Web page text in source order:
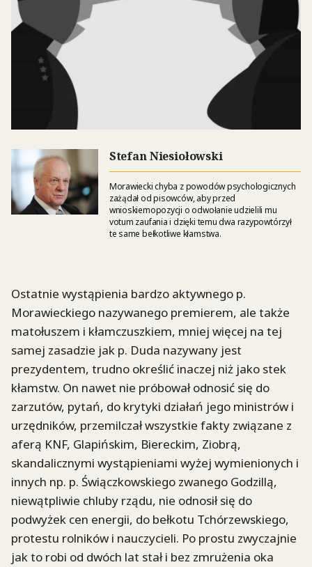
Stefan Niesiołowski
Morawiecki chyba z powodów psychologicznych
zażądał od pisowców, aby przed
wnioskiemopozycji o odwołanie udzielili mu
votum zaufania i dzięki temu dwa razypowtórzył
te same bełkotliwe kłamstwa.
Ostatnie wystąpienia bardzo aktywnego p.
Morawieckiego nazywanego premierem, ale także
matołuszem i kłamczuszkiem, mniej więcej na tej
samej zasadzie jak p. Duda nazywany jest
prezydentem, trudno określić inaczej niż jako stek
kłamstw. On nawet nie próbował odnosić się do
zarzutów, pytań, do krytyki działań jego ministrów i
urzędników, przemilczał wszystkie fakty związane z
aferą KNF, Glapińskim, Biereckim, Ziobrą,
skandalicznymi wystąpieniami wyżej wymienionych i
innych np. p. Świączkowskiego zwanego Godzillą,
niewątpliwie chluby rządu, nie odnosił się do
podwyżek cen energii, do bełkotu Tchórzewskiego,
protestu rolników i nauczycieli. Po prostu zwyczajnie
jak to robi od dwóch lat stał i bez zmrużenia oka